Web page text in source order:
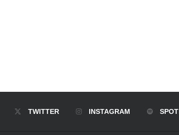
TWITTER INSTAGRAM